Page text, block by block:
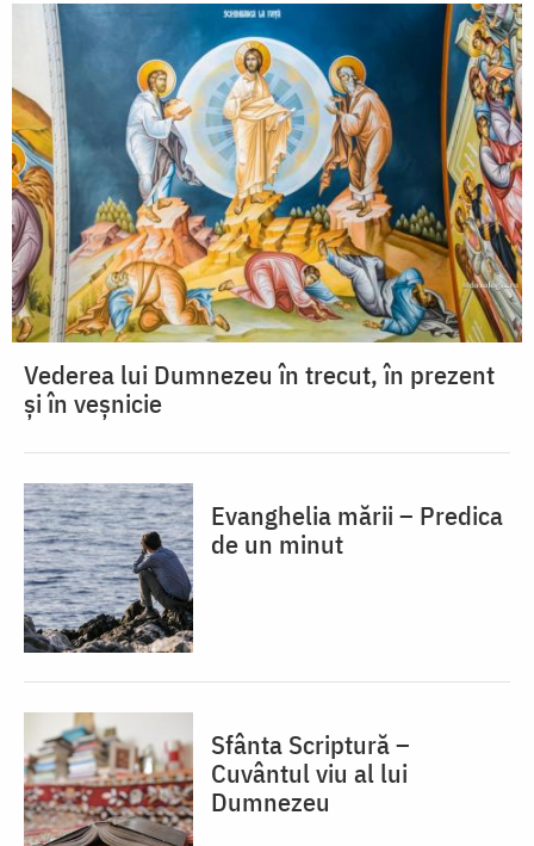
Vederea lui Dumnezeu în trecut, în prezent
și în veșnicie
Evanghelia mării – Predica
de un minut
Sfânta Scriptură –
Cuvântul viu al lui
Dumnezeu